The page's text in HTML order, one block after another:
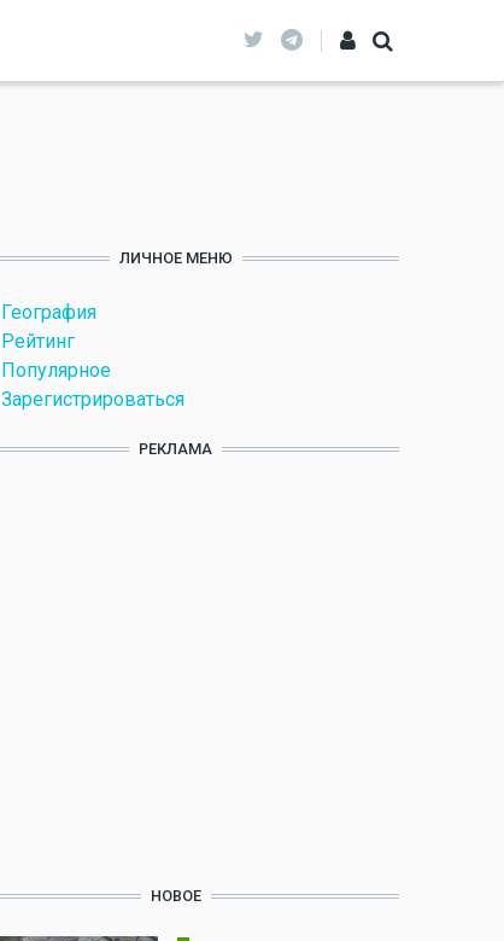
ЛИЧНОЕ МЕНЮ
География
Рейтинг
Популярное
Зарегистрироваться
РЕКЛАМА
НОВОЕ